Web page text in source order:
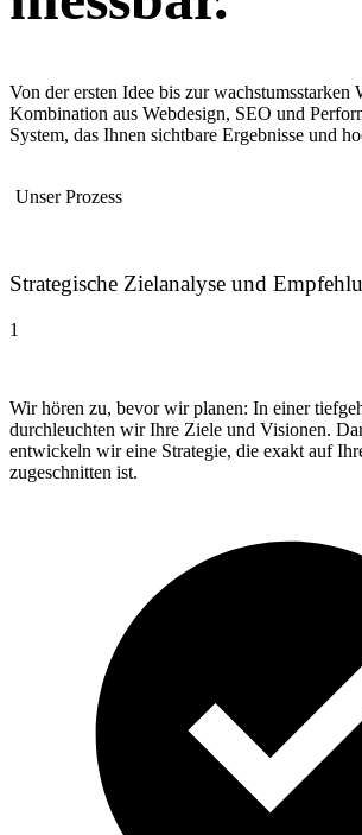
Von der ersten Idee bis zur wachstumsstarken
Kombination aus Webdesign, SEO und
System, das Ihnen sichtbare Ergebnisse und
Unser Prozess
Strategische Zielanalyse und
1
Wir hören zu, bevor wir planen: In einer
durchleuchten wir Ihre Ziele und Visionen.
entwickeln wir eine Strategie, die exakt auf
zugeschnitten ist.